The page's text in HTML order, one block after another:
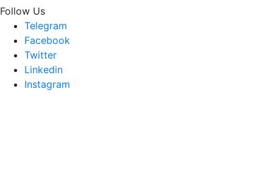
Follow Us
Telegram
Facebook
Twitter
Linkedin
Instagram